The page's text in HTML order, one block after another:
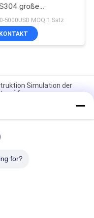
große
Oven
5000USD MOQ:1 Satz
KONTAKT
Simulation der
±1°C
for?